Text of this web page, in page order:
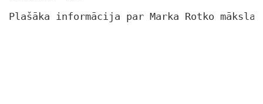
Plašāka informācija par Marka Rotko